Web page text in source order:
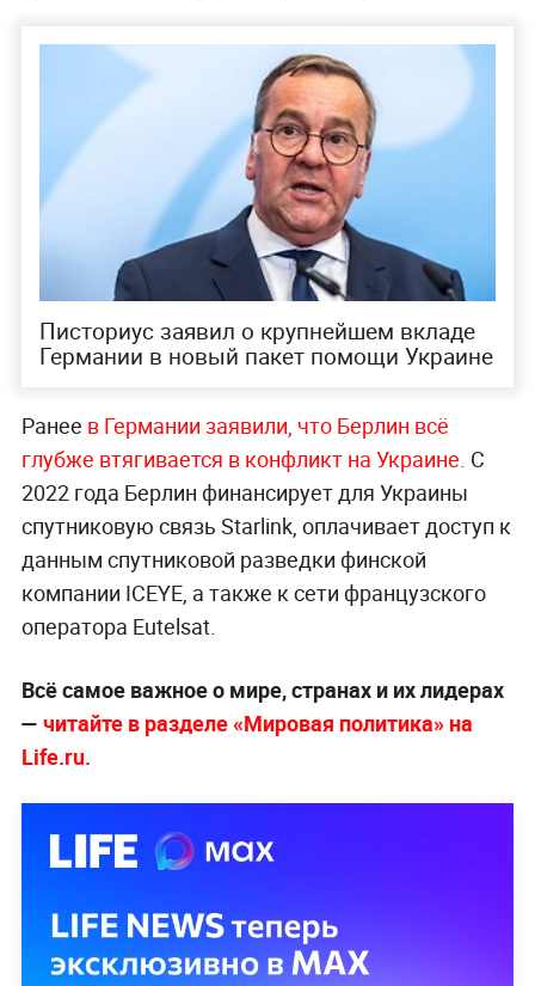
Писториус заявил о крупнейшем вкладе
Германии в новый пакет помощи Украине
Ранее в Германии заявили, что Берлин всё
глубже втягивается в конфликт на Украине. С
2022 года Берлин финансирует для Украины
спутниковую связь Starlink, оплачивает доступ к
данным спутниковой разведки финской
компании ICEYE, а также к сети французского
оператора Eutelsat.
Всё самое важное о мире, странах и их лидерах
— читайте в разделе «Мировая политика» на
Life.ru.